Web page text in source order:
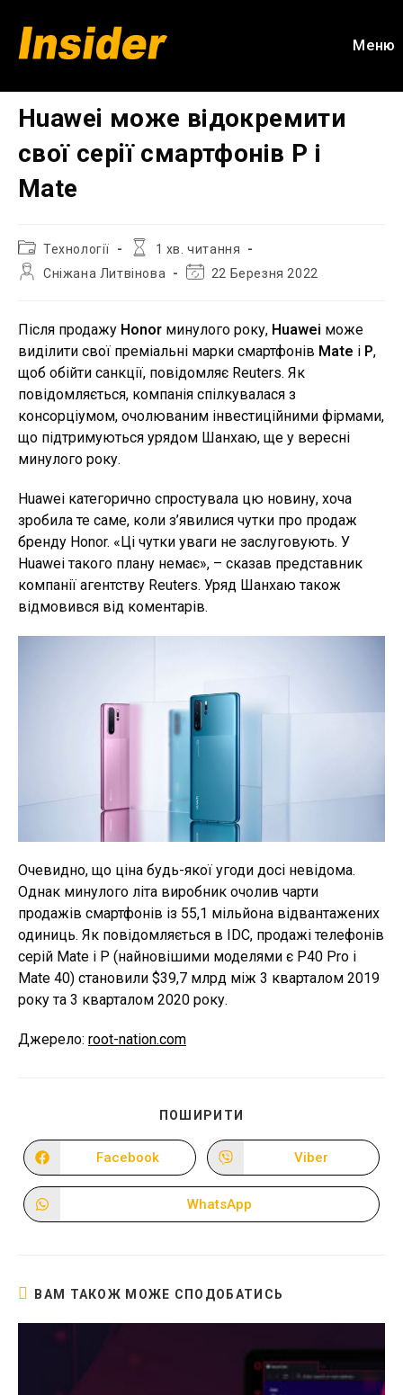
вмісту
Меню
Huawei може відокремити
свої серiї смартфонів P і
Mate
Категорія
запису:
Технології
Час
1 хв. читання
АвторСніжана Литвінова
Остання22 Березня 2022
Після продажу Honor минулого року, Huawei може
виділити свої преміальні марки смартфонів Mate і P,
щоб обійти санкції, повідомляє Reuters. Як
повідомляється, компанія спілкувалася з
консорціумом, очолюваним інвестиційними фірмами,
що підтримуються урядом Шанхаю, ще у вересні
минулого року.
Huawei категорично спростувала цю новину, хоча
зробила те саме, коли з’явилися чутки про продаж
бренду Honor. «Ці чутки уваги не заслуговують. У
Huawei такого плану немає», – сказав представник
компанії агентству Reuters. Уряд Шанхаю також
відмовився від коментарів.
Очевидно, що ціна будь-якої угоди досі невідома.
Однак минулого літа виробник очолив чарти
продажів смартфонів із 55,1 мільйона відвантажених
одиниць. Як повідомляється в IDC, продажі телефонів
серій Mate і P (найновішими моделями є P40 Pro і
Mate 40) становили $39,7 млрд між 3 кварталом 2019
року та 3 кварталом 2020 року.
Джерело: root-nation.com
ПОШИРИТИ
ВМІСТОМ
Відкрити
в
новому
Facebook
Відкрити
в
новому
Viber
Відкрити
в
WhatsApp
ВАМ ТАКОЖ МОЖЕ СПОДОБАТИСЬ